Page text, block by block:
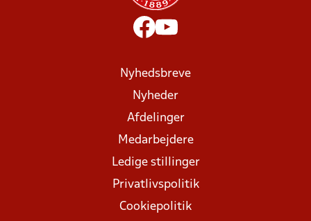
Nyhedsbreve
Nyheder
Afdelinger
Medarbejdere
Ledige stillinger
Privatlivspolitik
Cookiepolitik